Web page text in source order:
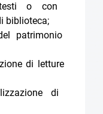
o con
biblioteca;
patrimonio
di letture
di